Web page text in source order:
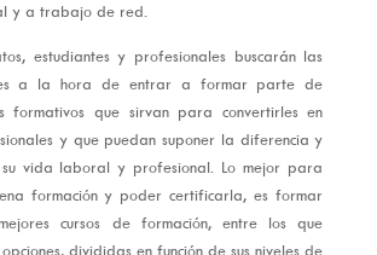
y a trabajo de red.
estudiantes y profesionales buscarán las
a la hora de entrar a formar parte de
formativos que sirvan para convertirles en
y que puedan suponer la diferencia y
vida laboral y profesional. Lo mejor para
formación y poder certificarla, es formar
cursos de formación, entre los que
opciones, divididas en función de sus niveles de